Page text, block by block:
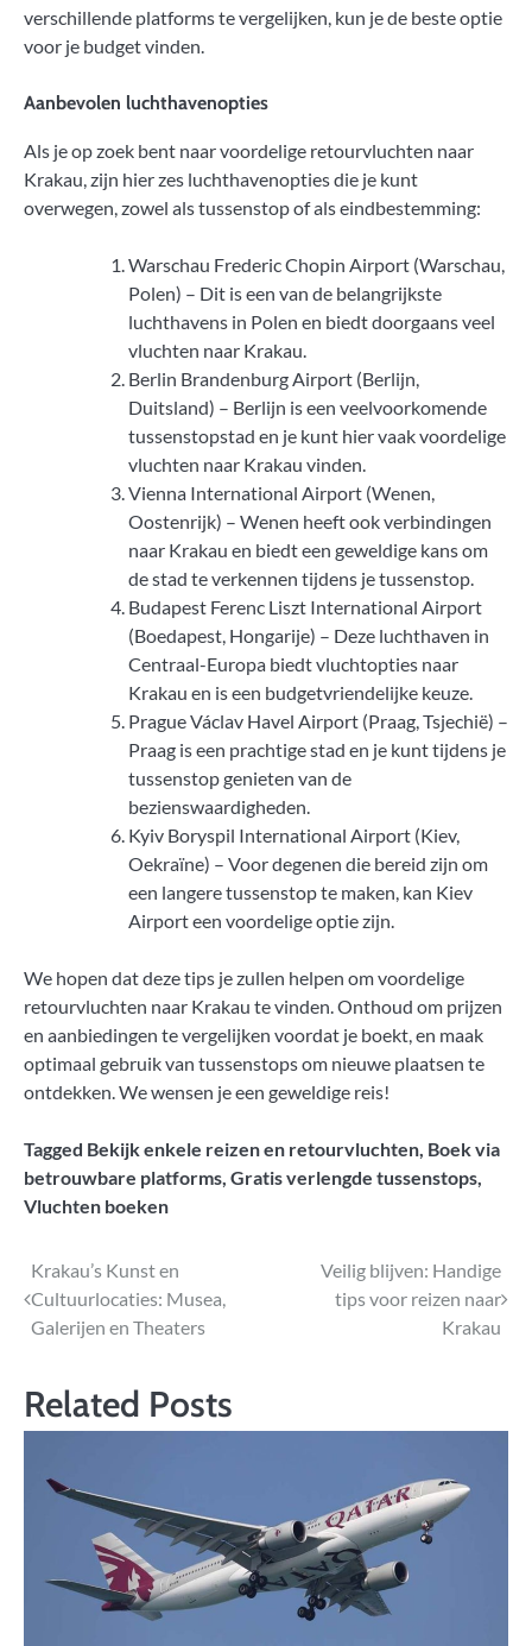
verschillende platforms te vergelijken, kun je de beste optie
voor je budget vinden.
Aanbevolen luchthavenopties
Als je op zoek bent naar voordelige retourvluchten naar
Krakau, zijn hier zes luchthavenopties die je kunt
overwegen, zowel als tussenstop of als eindbestemming:
Warschau Frederic Chopin Airport (Warschau,
Polen) – Dit is een van de belangrijkste
luchthavens in Polen en biedt doorgaans veel
vluchten naar Krakau.
Berlin Brandenburg Airport (Berlijn,
Duitsland) – Berlijn is een veelvoorkomende
tussenstopstad en je kunt hier vaak voordelige
vluchten naar Krakau vinden.
Vienna International Airport (Wenen,
Oostenrijk) – Wenen heeft ook verbindingen
naar Krakau en biedt een geweldige kans om
de stad te verkennen tijdens je tussenstop.
Budapest Ferenc Liszt International Airport
(Boedapest, Hongarije) – Deze luchthaven in
Centraal-Europa biedt vluchtopties naar
Krakau en is een budgetvriendelijke keuze.
Prague Václav Havel Airport (Praag, Tsjechië) –
Praag is een prachtige stad en je kunt tijdens je
tussenstop genieten van de
bezienswaardigheden.
Kyiv Boryspil International Airport (Kiev,
Oekraïne) – Voor degenen die bereid zijn om
een langere tussenstop te maken, kan Kiev
Airport een voordelige optie zijn.
We hopen dat deze tips je zullen helpen om voordelige
retourvluchten naar Krakau te vinden. Onthoud om prijzen
en aanbiedingen te vergelijken voordat je boekt, en maak
optimaal gebruik van tussenstops om nieuwe plaatsen te
ontdekken. We wensen je een geweldige reis!
Tagged Bekijk enkele reizen en retourvluchten, Boek via
betrouwbare platforms, Gratis verlengde tussenstops,
Vluchten boeken
Bericht
navigatie
Krakau’s Kunst en
Cultuurlocaties: Musea,
Galerijen en Theaters
Veilig blijven: Handige
tips voor reizen naar
Krakau
Related Posts